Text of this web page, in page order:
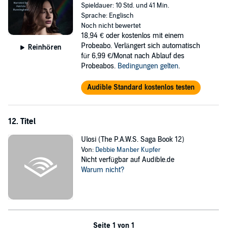
Reinhören
Spieldauer: 10 Std. und 41 Min.
Sprache: Englisch
Noch nicht bewertet
18,94 € oder kostenlos mit einem
Probeabo. Verlängert sich automatisch
für 6,99 €/Monat nach Ablauf des
Probeabos. Bedingungen gelten.
Audible Standard kostenlos testen
12. Titel
Ulosi (The P.A.W.S. Saga Book 12)
Von: Debbie Manber Kupfer
Nicht verfügbar auf Audible.de
Warum nicht?
Seite 1 von 1